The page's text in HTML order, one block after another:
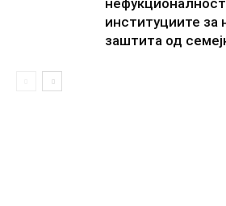
институциите за
заштита од